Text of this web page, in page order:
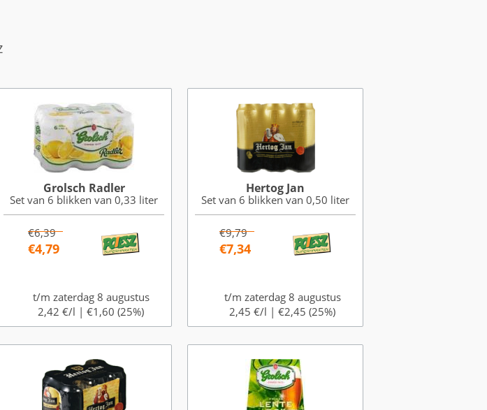
Grolsch Radler
Set van 6 blikken van 0,33 liter
€6,39
€4,79
t/m zaterdag 8 augustus
2,42 €/l | €1,60 (25%)
Hertog Jan
Set van 6 blikken van 0,50 liter
€9,79
€7,34
t/m zaterdag 8 augustus
2,45 €/l | €2,45 (25%)